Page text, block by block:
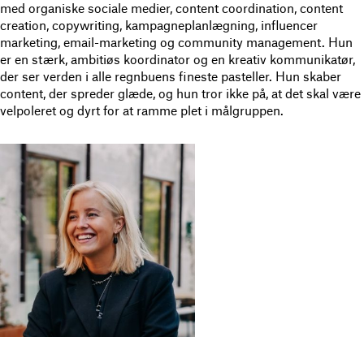
med organiske sociale medier, content coordination, content
creation, copywriting, kampagneplanlægning, influencer
marketing, email-marketing og community management. Hun
er en stærk, ambitiøs koordinator og en kreativ kommunikatør,
der ser verden i alle regnbuens fineste pasteller. Hun skaber
content, der spreder glæde, og hun tror ikke på, at det skal være
velpoleret og dyrt for at ramme plet i målgruppen.